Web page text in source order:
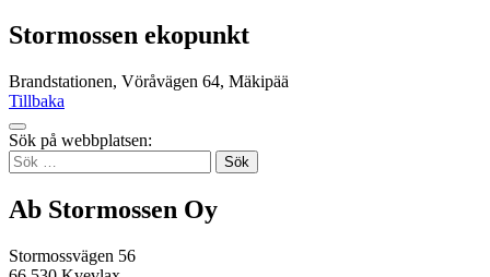
Stormossen ekopunkt
Brandstationen, Vöråvägen 64, Mäkipää
Tillbaka
Tillbaka
up
Sök på webbplatsen:
Sök
efter:
Ab Stormossen Oy
Stormossvägen 56